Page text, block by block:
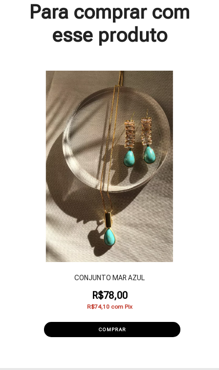
Para comprar com
esse produto
CONJUNTO MAR AZUL
R$78,00
R$74,10 com Pix